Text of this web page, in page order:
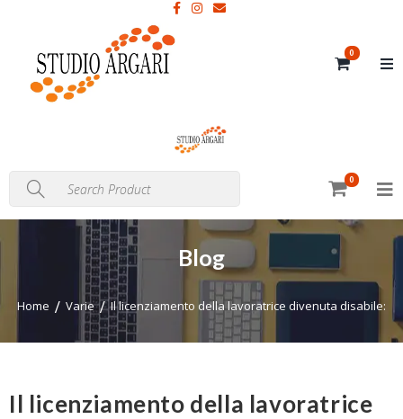
0
0
Blog
Home Varie Il licenziamento della lavoratrice divenuta disabile:
Il licenziamento della lavoratrice